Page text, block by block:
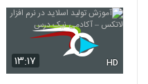
۱۳:۱۷ HD